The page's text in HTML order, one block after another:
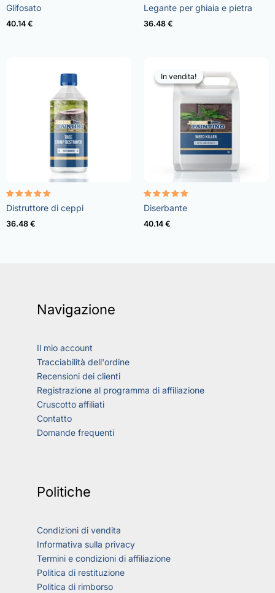
Valutato
4.96
su 5
Glifosato
40.14 €
Valutato
4.57
su 5
Legante per ghiaia e pietra
36.48 €
Valutato
5.00
su 5
Distruttore di ceppi
36.48 €
In vendita!
In vendita!
Valutato
4.73
su 5
Diserbante
40.14 €
Navigazione
Il mio account
Tracciabilità dell'ordine
Recensioni dei clienti
Registrazione al programma di affiliazione
Cruscotto affiliati
Contatto
Domande frequenti
Politiche
Condizioni di vendita
Informativa sulla privacy
Termini e condizioni di affiliazione
Politica di restituzione
Politica di rimborso